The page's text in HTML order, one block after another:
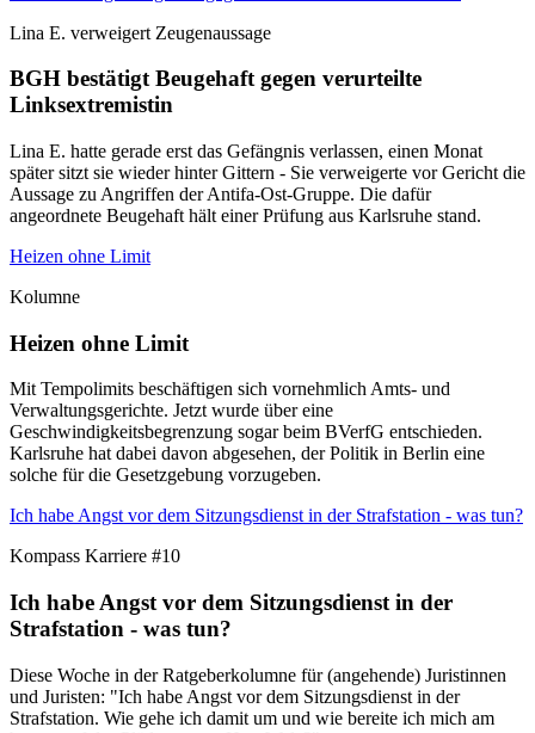
Lina E. verweigert Zeugenaussage
BGH bestätigt Beugehaft gegen verurteilte
Linksextremistin
Lina E. hatte gerade erst das Gefängnis verlassen, einen Monat
später sitzt sie wieder hinter Gittern - Sie verweigerte vor Gericht die
Aussage zu Angriffen der Antifa-Ost-Gruppe. Die dafür
angeordnete Beugehaft hält einer Prüfung aus Karlsruhe stand.
Heizen ohne Limit
Kolumne
Heizen ohne Limit
Mit Tempolimits beschäftigen sich vornehmlich Amts- und
Verwaltungsgerichte. Jetzt wurde über eine
Geschwindigkeitsbegrenzung sogar beim BVerfG entschieden.
Karlsruhe hat dabei davon abgesehen, der Politik in Berlin eine
solche für die Gesetzgebung vorzugeben.
Ich habe Angst vor dem Sitzungsdienst in der Strafstation - was tun?
Kompass Karriere #10
Ich habe Angst vor dem Sitzungsdienst in der
Strafstation - was tun?
Diese Woche in der Ratgeberkolumne für (angehende) Juristinnen
und Juristen: "Ich habe Angst vor dem Sitzungsdienst in der
Strafstation. Wie gehe ich damit um und wie bereite ich mich am